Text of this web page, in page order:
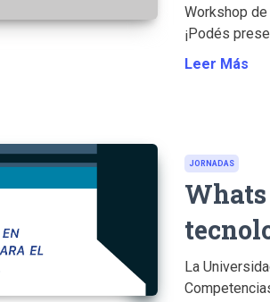
Workshop
¡Podés
Leer Más
JORNADAS
La